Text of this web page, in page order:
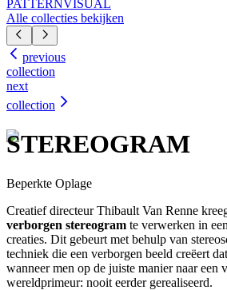
PATTERNVISUAL
Alle collecties bekijken
previous
collection
next
collection
STEREOGRAM
Beperkte Oplage
Creatief directeur Thibault Van Renne
verborgen stereogram te verwerken in
creaties. Dit gebeurt met behulp van
techniek die een verborgen beeld creëert
wanneer men op de juiste manier naar een
wereldprimeur: nooit eerder gerealiseerd.